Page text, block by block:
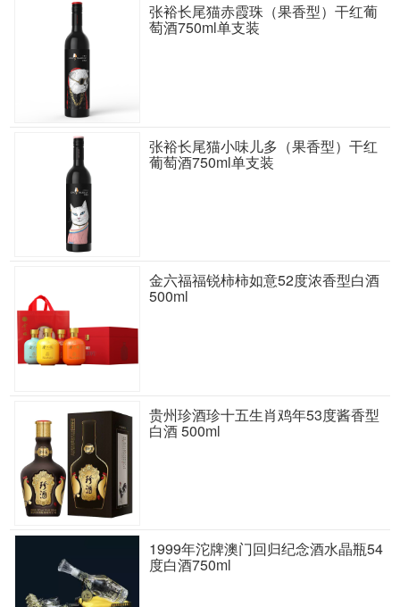
张裕长尾猫赤霞珠（果香型）干红葡
萄酒750ml单支装
张裕长尾猫小味儿多（果香型）干红
葡萄酒750ml单支装
金六福福锐柿柿如意52度浓香型白酒
500ml
贵州珍酒珍十五生肖鸡年53度酱香型
白酒 500ml
1999年沱牌澳门回归纪念酒水晶瓶54
度白酒750ml